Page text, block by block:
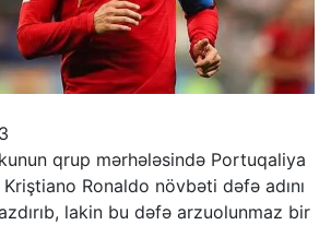
qrup mərhələsində Portuqaliya
Ronaldo növbəti dəfə adını
lakin bu dəfə arzuolunmaz bir